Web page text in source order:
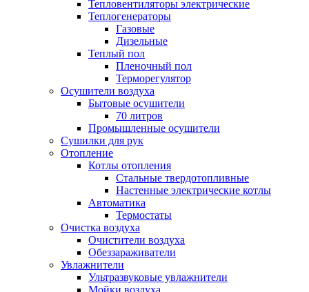
Тепловентиляторы электрические
Теплогенераторы
Газовые
Дизельные
Теплый пол
Пленочный пол
Терморегулятор
Осушители воздуха
Бытовые осушители
70 литров
Промышленные осушители
Сушилки для рук
Отопление
Котлы отопления
Стальные твердотопливные
Настенные электрические котлы
Автоматика
Термостаты
Очистка воздуха
Очистители воздуха
Обеззараживатели
Увлажнители
Ультразвуковые увлажнители
Мойки воздуха